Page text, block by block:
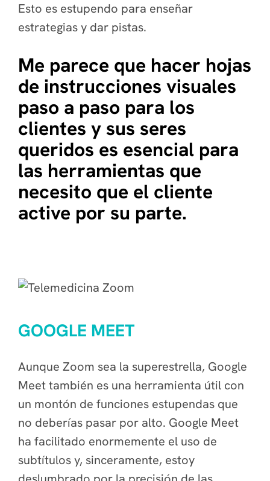
Esto es estupendo para enseñar
estrategias y dar pistas.
Me parece que hacer hojas
de instrucciones visuales
paso a paso para los
clientes y sus seres
queridos es esencial para
las herramientas que
necesito que el cliente
active por su parte.
GOOGLE MEET
Aunque Zoom sea la superestrella, Google
Meet también es una herramienta útil con
un montón de funciones estupendas que
no deberías pasar por alto. Google Meet
ha facilitado enormemente el uso de
subtítulos y, sinceramente, estoy